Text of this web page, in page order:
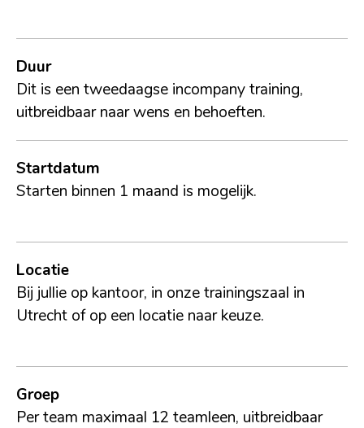
Duur
Dit is een tweedaagse incompany training,
uitbreidbaar naar wens en behoeften.
Startdatum
Starten binnen 1 maand is mogelijk.
Locatie
Bij jullie op kantoor, in onze trainingszaal in
Utrecht of op een locatie naar keuze.
Groep
Per team maximaal 12 teamleen, uitbreidbaar